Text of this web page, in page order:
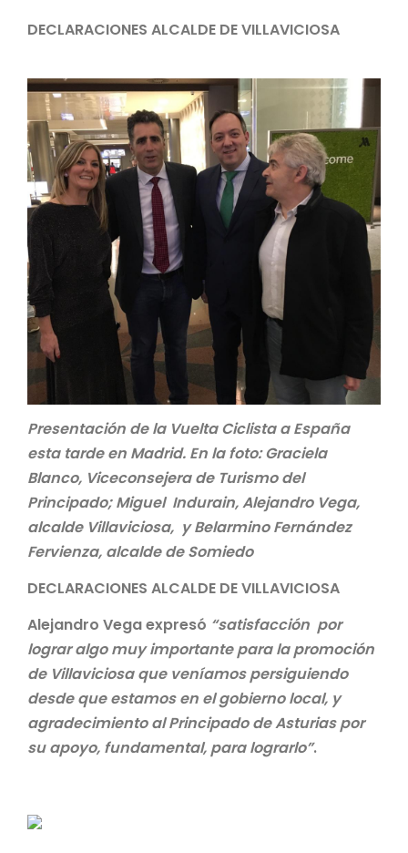
DECLARACIONES ALCALDE DE VILLAVICIOSA
Presentación de la Vuelta Ciclista a España
esta tarde en Madrid. En la foto: Graciela
Blanco, Viceconsejera de Turismo del
Principado; Miguel Indurain, Alejandro Vega,
alcalde Villaviciosa, y Belarmino Fernández
Fervienza, alcalde de Somiedo
DECLARACIONES ALCALDE DE VILLAVICIOSA
Alejandro Vega expresó “satisfacción por
lograr algo muy importante para la promoción
de Villaviciosa que veníamos persiguiendo
desde que estamos en el gobierno local, y
agradecimiento al Principado de Asturias por
su apoyo, fundamental, para lograrlo”.